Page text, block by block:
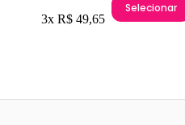
3x R$ 49,65
Selecionar